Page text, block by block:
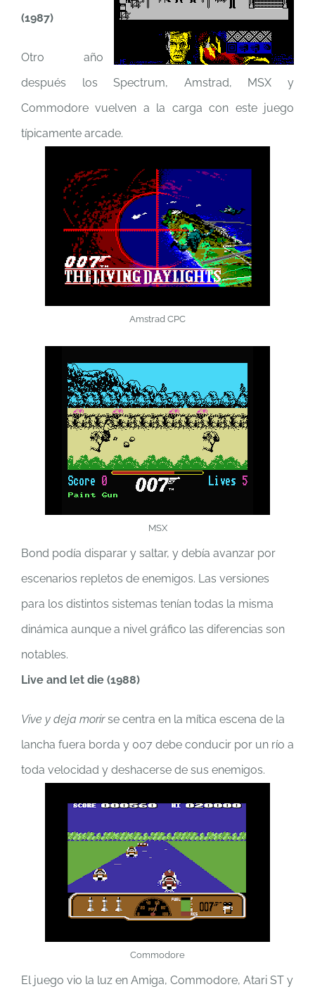
(1987)
Otro año
después los Spectrum, Amstrad, MSX y
Commodore vuelven a la carga con este juego
típicamente arcade.
Amstrad CPC
MSX
Bond podía disparar y saltar, y debía avanzar por
escenarios repletos de enemigos. Las versiones
para los distintos sistemas tenían todas la misma
dinámica aunque a nivel gráfico las diferencias son
notables.
Live and let die (1988)
Vive y deja morirse centra en la mítica escena de la
lancha fuera borda y 007 debe conducir por un río a
toda velocidad y deshacerse de sus enemigos.
Commodore
El juego vio la luz en Amiga, Commodore, Atari ST y